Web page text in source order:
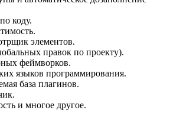
коду.
элементов.
правок по проекту).
феймворков.
языков программирования.
база плагинов.
и многое другое.